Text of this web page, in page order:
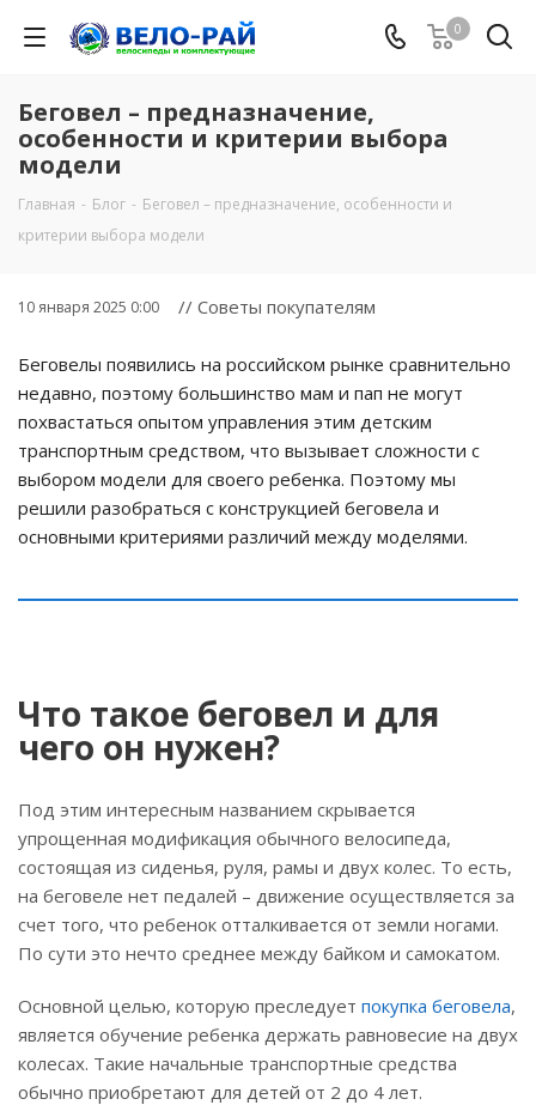
0
Беговел – предназначение,
особенности и критерии выбора
модели
Главная - Блог - Беговел – предназначение, особенности и
критерии выбора модели
10 января 2025 0:00 // Советы покупателям
Беговелы появились на российском рынке сравнительно
недавно, поэтому большинство мам и пап не могут
похвастаться опытом управления этим детским
транспортным средством, что вызывает сложности с
выбором модели для своего ребенка. Поэтому мы
решили разобраться с конструкцией беговела и
основными критериями различий между моделями.
Что такое беговел и для
чего он нужен?
Под этим интересным названием скрывается
упрощенная модификация обычного велосипеда,
состоящая из сиденья, руля, рамы и двух колес. То есть,
на беговеле нет педалей – движение осуществляется за
счет того, что ребенок отталкивается от земли ногами.
По сути это нечто среднее между байком и самокатом.
Основной целью, которую преследует покупка беговела,
является обучение ребенка держать равновесие на двух
колесах. Такие начальные транспортные средства
обычно приобретают для детей от 2 до 4 лет.